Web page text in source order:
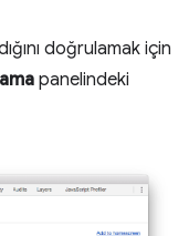
doğrulamak için
panelindeki